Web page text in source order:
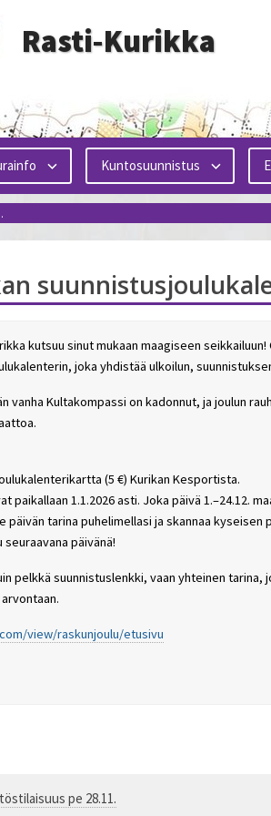
Rasti-Kurikka
Kuntosuunnistus
kutsuu sinut mukaan maagiseen
joka yhdistää ulkoilun,
vanha Kultakompassi on kadonnut, ja joulun
(5 €) Kurikan Kesportista.
paikallaan 1.1.2026 asti. Joka päivä 1.–24.12.
päivän tarina puhelimellasi ja skannaa
päivänä!
pelkkä suunnistuslenkki, vaan yhteinen
view/raskunjoulu/etusivu
pe 28.11.